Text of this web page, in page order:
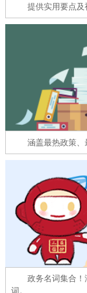
参与调查
绿色北京
多语种
ENGLISH
DEUTSCH
ESPAÑOL
ITALIANO
提供实用要点及视
涵盖最热政策、最
政务名词集合！
词。